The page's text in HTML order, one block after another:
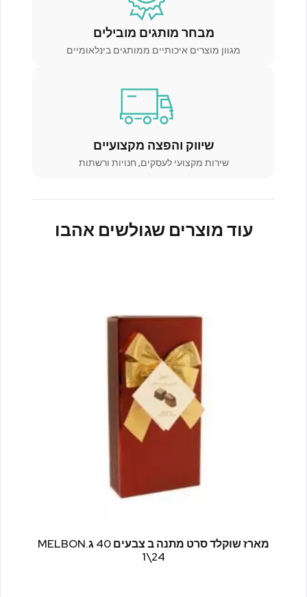
מבחר מותגים מובילים
מגוון מוצרים איכותיים ממותגים בינלאומיים
שיווק והפצה מקצועיים
שירות מקצועי לעסקים, חנויות ורשתות
עוד מוצרים שגולשים אהבו
MELBON.מארז שוקלד סרט מתנה ב צבעים 40 ג
24\1